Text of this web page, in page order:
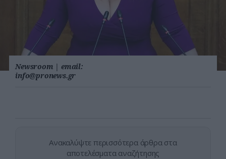
Newsroom | email:
info@pronews.gr
Ανακαλύψτε περισσότερα άρθρα στα
αποτελέσματα αναζήτησης